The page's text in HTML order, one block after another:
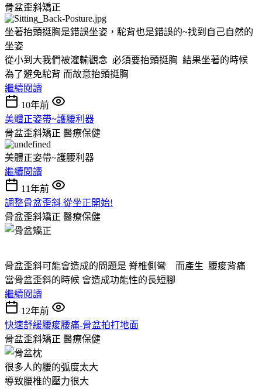
骨盆歪斜矯正
坐著抬頭挺胸是錯誤坐姿，駝背也是錯誤的~找到自己自然的
坐姿
從小到大我們被灌輸觀念 必須要抬頭挺胸 結果坐著的時候
為了避免駝背 而故意抬頭挺胸
繼續閱讀
10年前
美體正姿帶~護腰利器
骨盆歪斜矯正 醫療保健
美體正姿帶~護腰利器
繼續閱讀
11年前
調整骨盆歪斜 從坐正開始!
骨盆歪斜矯正 醫療保健
骨盆歪斜可能會造成的問題是 脊椎側彎 而產生 腰痠背痛
當骨盆歪斜的時候 會造成功能性的長短腳
繼續閱讀
12年前
快速舒緩腰痠腰痛-骨盆拍打地面
骨盆歪斜矯正 醫療保健
很多人的腰的弧度太大
導致腰椎的壓力很大